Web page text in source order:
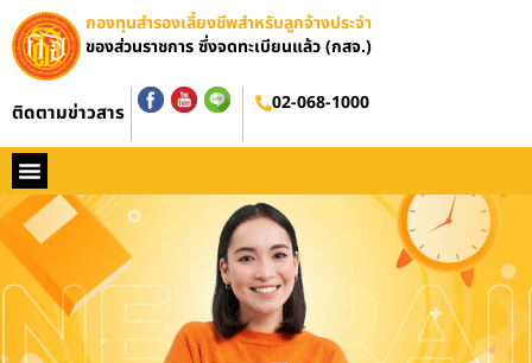
กองทุนสำรองเลี้ยงชีพสำหรับลูกจ้างประจำ
ของส่วนราชการ ซึ่งจดทะเบียนแล้ว (กสจ.)
ติดตามข่าวสาร 02-068-1000
อบรมออนไลน์